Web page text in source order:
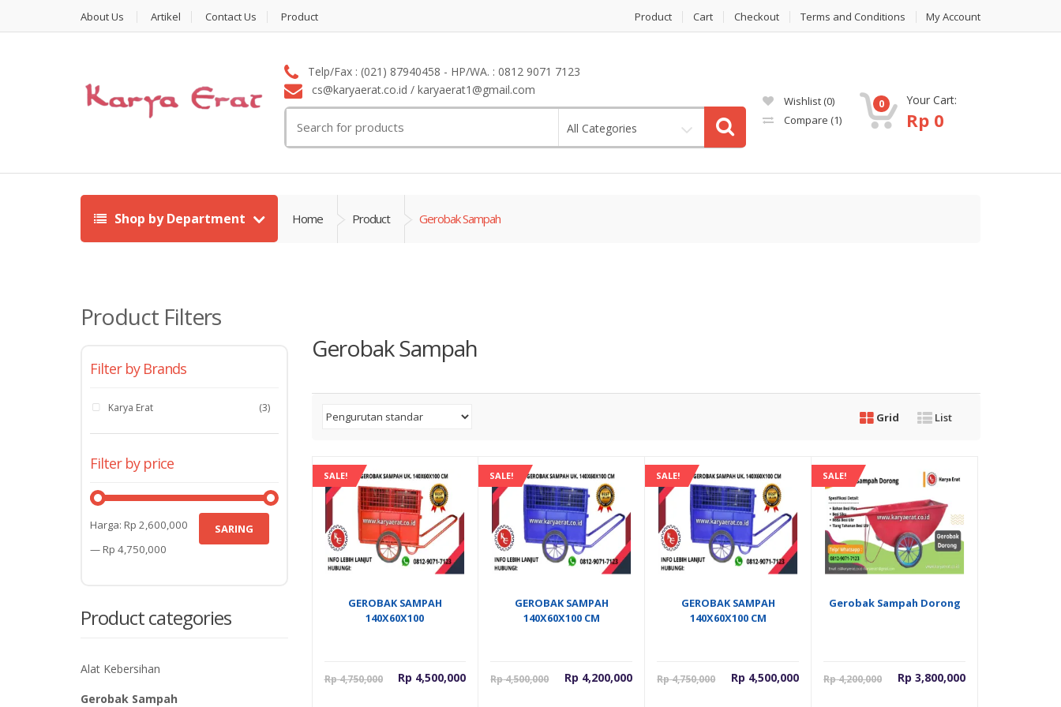
About Us Artikel Contact Us Product Product Cart Checkout Terms and Conditions My Account
Telp/Fax : (021) 87940458 - HP/WA. : 0812 9071 7123
cs@karyaerat.co.id / karyaerat1@gmail.com
for:
All Categories
Wishlist (0)
Compare (1)
0 Your Cart:
Rp0
Shop by Department Home Product Gerobak Sampah
Gerobak Sampah
Grid List
SALE!
GEROBAK SAMPAH
140X60X100
Rp4,750,000
Harga
Rp 4,500,000
Harga
SALE!
GEROBAK SAMPAH
140X60X100 CM
Rp4,500,000
Harga
Rp 4,200,000
Harga
SALE!
GEROBAK SAMPAH
140X60X100 CM
Rp4,750,000
Harga
Rp 4,500,000
Harga
SALE!
Gerobak Sampah Dorong
Rp4,200,000
Harga
Rp 3,800,000
Harga
Product Filters
Filter by Brands
Karya Erat (3)
Filter by price
Harga
terendah
Harga
tertinggi
SARING
Harga: Rp 2,600,000
— Rp 4,750,000
Product categories
Alat Kebersihan
Gerobak Sampah